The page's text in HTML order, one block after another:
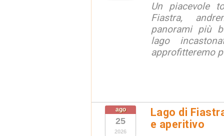
Un piacevole
Fiastra,
panorami più
lago
approfitteremo
ago
25
2026
Lago di
e aperitivo